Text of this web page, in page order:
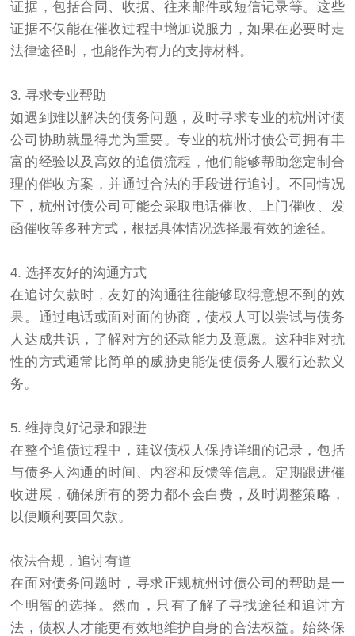
证据，包括合同、收据、往来邮件或短信记录等。这些
证据不仅能在催收过程中增加说服力，如果在必要时走
法律途径时，也能作为有力的支持材料。
3. 寻求专业帮助
如遇到难以解决的债务问题，及时寻求专业的杭州讨债
公司协助就显得尤为重要。专业的杭州讨债公司拥有丰
富的经验以及高效的追债流程，他们能够帮助您定制合
理的催收方案，并通过合法的手段进行追讨。不同情况
下，杭州讨债公司可能会采取电话催收、上门催收、发
函催收等多种方式，根据具体情况选择最有效的途径。
4. 选择友好的沟通方式
在追讨欠款时，友好的沟通往往能够取得意想不到的效
果。通过电话或面对面的协商，债权人可以尝试与债务
人达成共识，了解对方的还款能力及意愿。这种非对抗
性的方式通常比简单的威胁更能促使债务人履行还款义
务。
5. 维持良好记录和跟进
在整个追债过程中，建议债权人保持详细的记录，包括
与债务人沟通的时间、内容和反馈等信息。定期跟进催
收进展，确保所有的努力都不会白费，及时调整策略，
以便顺利要回欠款。
依法合规，追讨有道
在面对债务问题时，寻求正规杭州讨债公司的帮助是一
个明智的选择。然而，只有了解了寻找途径和追讨方
法，债权人才能更有效地维护自身的合法权益。始终保